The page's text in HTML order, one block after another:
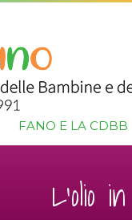
FANO E LA CDBB
L’olio